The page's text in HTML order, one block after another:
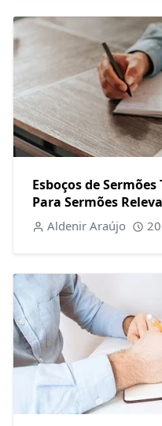
Esboços de
Para Sermões
Aldenir Araújo